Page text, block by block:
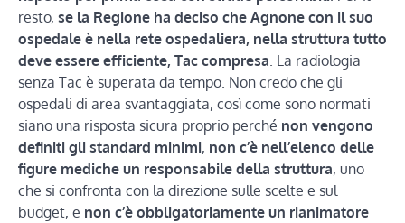
resto, se la Regione ha deciso che Agnone con il suo
ospedale è nella rete ospedaliera, nella struttura tutto
deve essere efficiente, Tac compresa. La radiologia
senza Tac è superata da tempo. Non credo che gli
ospedali di area svantaggiata, così come sono normati
siano una risposta sicura proprio perché non vengono
definiti gli standard minimi, non c’è nell’elenco delle
figure mediche un responsabile della struttura, uno
che si confronta con la direzione sulle scelte e sul
budget, e non c’è obbligatoriamente un rianimatore